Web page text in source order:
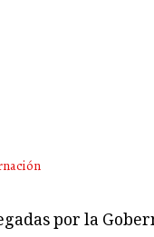
por la